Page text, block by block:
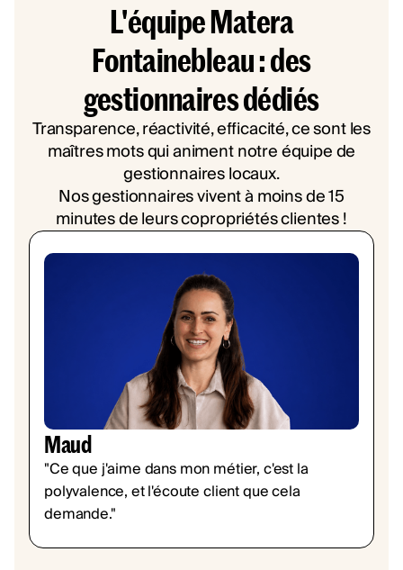
L'équipe Matera
Fontainebleau : des
gestionnaires dédiés
Transparence, réactivité, efficacité, ce sont les
maîtres mots qui animent notre équipe de
gestionnaires locaux.
Nos gestionnaires vivent à moins de 15
minutes de leurs copropriétés clientes !
Maud
"Ce que j'aime dans mon métier, c'est la
polyvalence, et l'écoute client que cela
demande."